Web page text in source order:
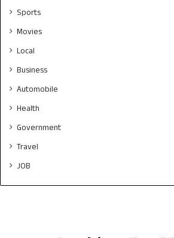
Sports
Movies
Local
Business
Automobile
Health
Government
Travel
JOB